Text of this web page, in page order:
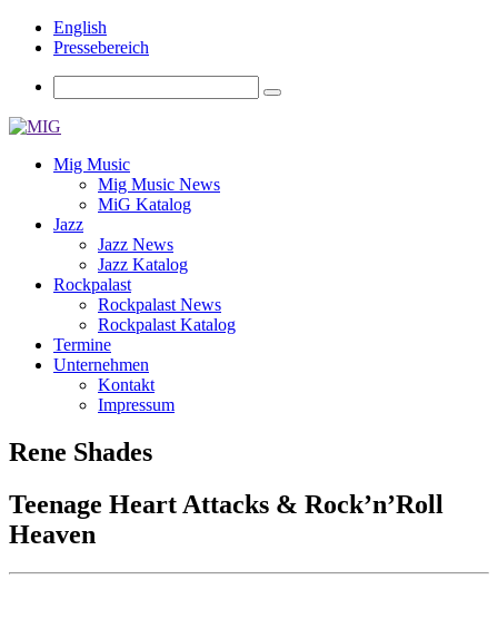
English
Pressebereich
Mig Music
Mig Music News
MiG Katalog
Jazz
Jazz News
Jazz Katalog
Rockpalast
Rockpalast News
Rockpalast Katalog
Termine
Unternehmen
Kontakt
Impressum
Rene Shades
Teenage Heart Attacks & Rock’n’Roll
Heaven